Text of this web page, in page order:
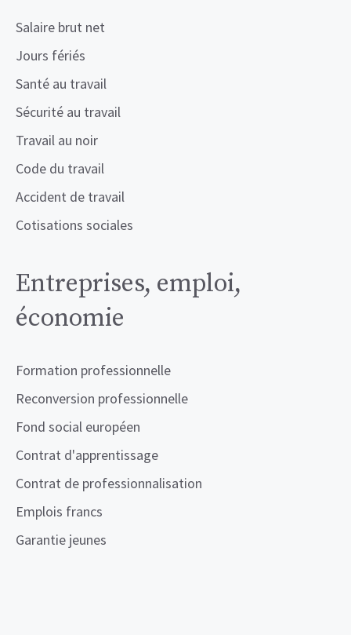
Salaire brut net
Jours fériés
Santé au travail
Sécurité au travail
Travail au noir
Code du travail
Accident de travail
Cotisations sociales
Entreprises, emploi,
économie
Formation professionnelle
Reconversion professionnelle
Fond social européen
Contrat d'apprentissage
Contrat de professionnalisation
Emplois francs
Garantie jeunes